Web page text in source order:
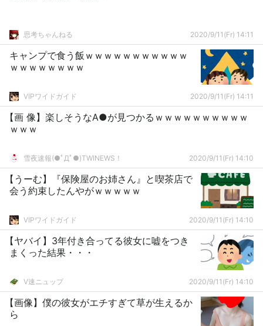
思考ちゃんねる 2020/9/11(Fr) 14:11
キャンプで食う飯ｗｗｗｗｗｗｗｗｗｗｗ
ｗｗｗｗｗｗｗｗ
VIPワイドガイド 2020/9/11(Fr) 14:11
【画 像】楽しそうなA●が見つかるｗｗｗｗｗｗｗｗｗｗ
ｗｗｗ
雪夜速報(●ﾟДﾟ●)TWINEWS！ 2020/9/11(Fr) 14:10
【うーむ】『保険屋のお姉さん』と喫茶店で
会う約束したんやがｗｗｗｗｗ
VIPワイドガイド 2020/9/11(Fr) 14:10
【ヤバイ】3年付き合ってる彼女に嘘をつき
まくった結果・・・
V速ニュップ 2020/9/11(Fr) 14:10
【画像】僕の彼女がエチすぎて草が生えるか
ら